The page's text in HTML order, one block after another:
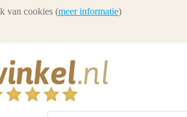
van cookies (meer informatie)